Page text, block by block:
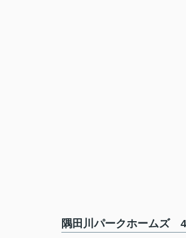
隅田川パークホームズ